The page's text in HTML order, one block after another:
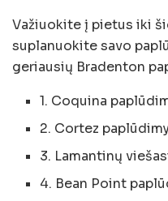
Važiuokite į pietus iki
suplanuokite savo
geriausių Bradenton
1. Coquina
2. Cortez
3. Lamantinų
4. Bean Point